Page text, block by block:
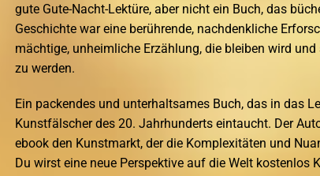
gute Gute-Nacht-Lektüre, aber nicht ein Buch, das
Geschichte war eine berührende, nachdenkliche
mächtige, unheimliche Erzählung, die bleiben wird
zu werden.
Ein packendes und unterhaltsames Buch, das in das
Kunstfälscher des 20. Jahrhunderts eintaucht. Der
ebook den Kunstmarkt, der die Komplexitäten und
Du wirst eine neue Perspektive auf die Welt kostenlos